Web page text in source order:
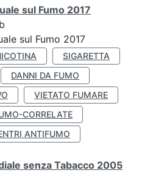
sul Fumo 2017
sul Fumo 2017
SIGARETTA
DANNI DA FUMO
VIETATO FUMARE
CORRELATE
ANTIFUMO
senza Tabacco 2005